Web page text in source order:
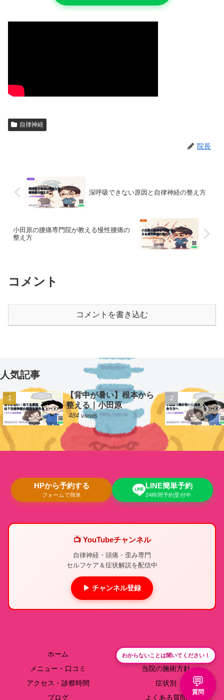
自律神経
院長
深呼吸できない原因と自律神経の整え方
小田原の腰痛専門院が教える慢性腰痛の
整え方
コメント
コメントを書き込む
人気記事
【背中が暑い】根本から
整える｜小田原
484 views
HPから予約する
フォームで簡単
LINE簡単予約
24時間予約受付中
📺 YouTubeチャンネル
自律神経・頭痛・歪み専門
セルフケア＆症状解説を配信中
▶ チャンネル登録
ホーム
院長紹介
メニュー・口コミ
当院の施術方針
アクセス・診察時間
症状別
ブログ
よくある質問
わからないことは聞いてください！
💬
質問